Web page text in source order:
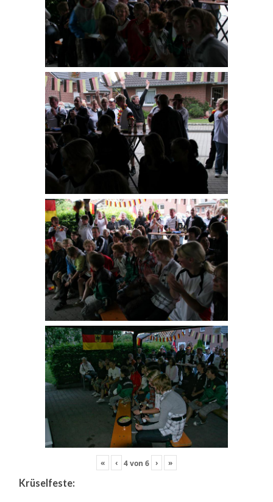
« ‹ 4von 6 › »
Krüselfeste: